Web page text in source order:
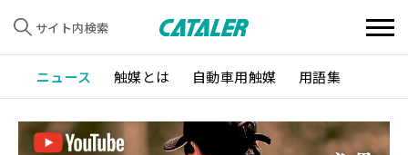
サイト内検索
ニュース 触媒とは 自動車用触媒 用語集